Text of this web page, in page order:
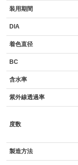
装用期間
DIA
着色直径
BC
含水率
紫外線透過率
度数
製造方法